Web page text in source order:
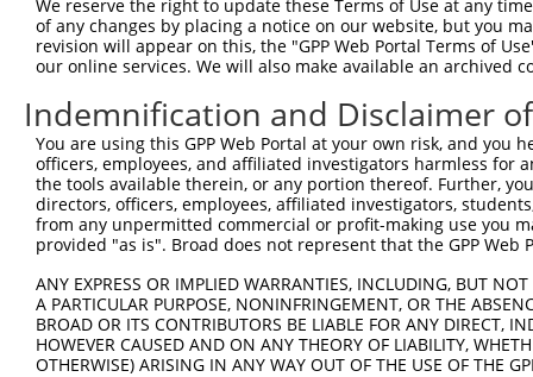
We reserve the right to update these Terms of Use at any
of any changes by placing a notice on our website, but you
revision will appear on this, the "GPP Web Portal Terms of
our online services. We will also make available an archived
Indemnification and Disclaimer
You are using this GPP Web Portal at your own risk, and
officers, employees, and affiliated investigators harmless for
the tools available therein, or any portion thereof. Further,
directors, officers, employees, affiliated investigators,
from any unpermitted commercial or profit-making use you
provided "as is". Broad does not represent that the GPP
ANY EXPRESS OR IMPLIED WARRANTIES, INCLUDING, BUT
A PARTICULAR PURPOSE, NONINFRINGEMENT, OR THE
BROAD OR ITS CONTRIBUTORS BE LIABLE FOR ANY DIRECT,
HOWEVER CAUSED AND ON ANY THEORY OF LIABILITY,
OTHERWISE) ARISING IN ANY WAY OUT OF THE USE OF THE